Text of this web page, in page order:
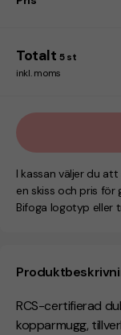
RCS-certifierad
kopparmugg,
Totalt 5 st
inkl. moms
I kassan väljer du
en skiss och pris för
Bifoga logotyp eller